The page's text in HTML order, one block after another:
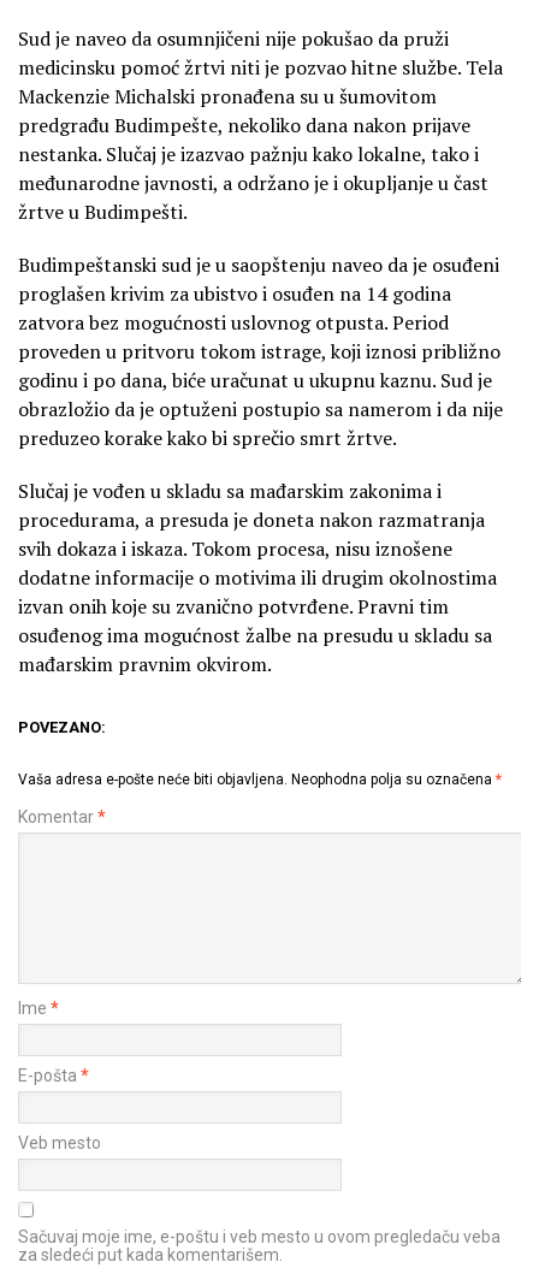
Sud je naveo da osumnjičeni nije pokušao da pruži
medicinsku pomoć žrtvi niti je pozvao hitne službe. Tela
Mackenzie Michalski pronađena su u šumovitom
predgrađu Budimpešte, nekoliko dana nakon prijave
nestanka. Slučaj je izazvao pažnju kako lokalne, tako i
međunarodne javnosti, a održano je i okupljanje u čast
žrtve u Budimpešti.
Budimpeštanski sud je u saopštenju naveo da je osuđeni
proglašen krivim za ubistvo i osuđen na 14 godina
zatvora bez mogućnosti uslovnog otpusta. Period
proveden u pritvoru tokom istrage, koji iznosi približno
godinu i po dana, biće uračunat u ukupnu kaznu. Sud je
obrazložio da je optuženi postupio sa namerom i da nije
preduzeo korake kako bi sprečio smrt žrtve.
Slučaj je vođen u skladu sa mađarskim zakonima i
procedurama, a presuda je doneta nakon razmatranja
svih dokaza i iskaza. Tokom procesa, nisu iznošene
dodatne informacije o motivima ili drugim okolnostima
izvan onih koje su zvanično potvrđene. Pravni tim
osuđenog ima mogućnost žalbe na presudu u skladu sa
mađarskim pravnim okvirom.
POVEZANO:
Vaša adresa e-pošte neće biti objavljena. Neophodna polja su označena *
Komentar*
Ime *
E-pošta *
Veb mesto
Sačuvaj moje ime, e-poštu i veb mesto u ovom pregledaču veba
za sledeći put kada komentarišem.